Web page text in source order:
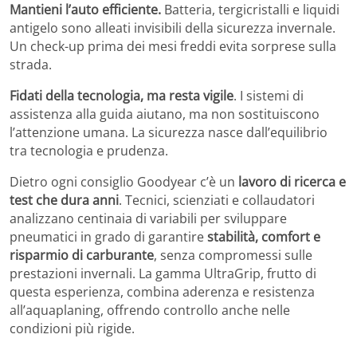
Mantieni l’auto efficiente. Batteria, tergicristalli e liquidi
antigelo sono alleati invisibili della sicurezza invernale.
Un check-up prima dei mesi freddi evita sorprese sulla
strada.
Fidati della tecnologia, ma resta vigile. I sistemi di
assistenza alla guida aiutano, ma non sostituiscono
l’attenzione umana. La sicurezza nasce dall’equilibrio
tra tecnologia e prudenza.
Dietro ogni consiglio Goodyear c’è un lavoro di ricerca e
test che dura anni. Tecnici, scienziati e collaudatori
analizzano centinaia di variabili per sviluppare
pneumatici in grado di garantirestabilità, comfort e
risparmio di carburante, senza compromessi sulle
prestazioni invernali. La gamma UltraGrip, frutto di
questa esperienza, combina aderenza e resistenza
all’aquaplaning, offrendo controllo anche nelle
condizioni più rigide.